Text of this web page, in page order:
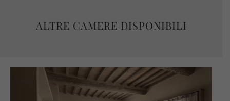
ALTRE CAMERE DISPONIBILI